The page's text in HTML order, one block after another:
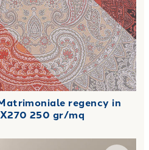
regency in
250 gr/mq
Matrimoniale giava in